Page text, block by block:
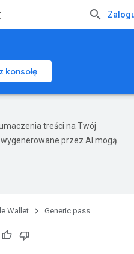
konsolę
treści na Twój
przez AI mogą
Wallet Generic pass